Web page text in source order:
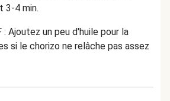
3-4 min.
: Ajoutez un peu d'huile pour la
si le chorizo ne relâche pas assez